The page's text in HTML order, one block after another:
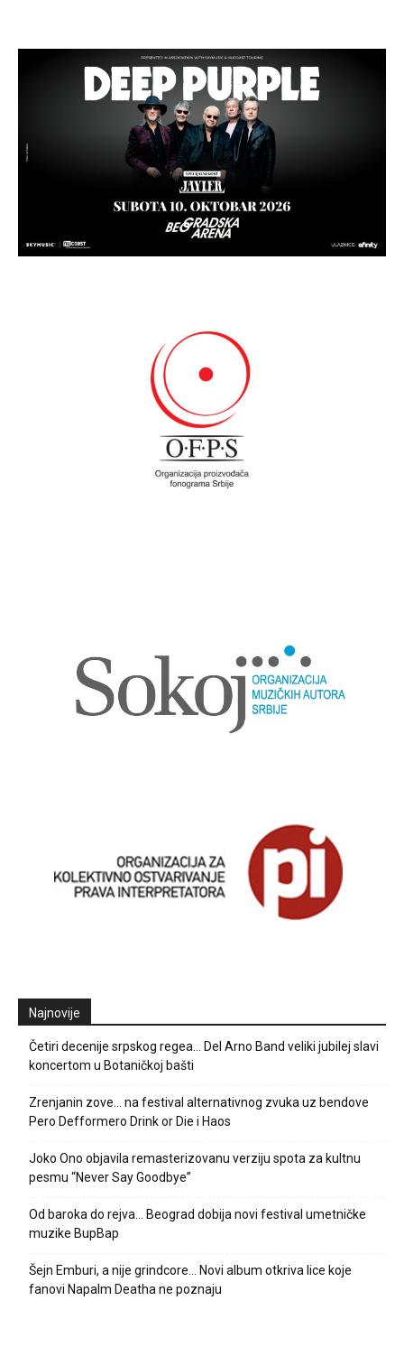
Najnovije
Četiri decenije srpskog regea… Del Arno Band veliki jubilej slavi
koncertom u Botaničkoj bašti
Zrenjanin zove… na festival alternativnog zvuka uz bendove
Pero Defformero Drink or Die i Haos
Joko Ono objavila remasterizovanu verziju spota za kultnu
pesmu “Never Say Goodbye”
Od baroka do rejva… Beograd dobija novi festival umetničke
muzike BupBap
Šejn Emburi, a nije grindcore… Novi album otkriva lice koje
fanovi Napalm Deatha ne poznaju